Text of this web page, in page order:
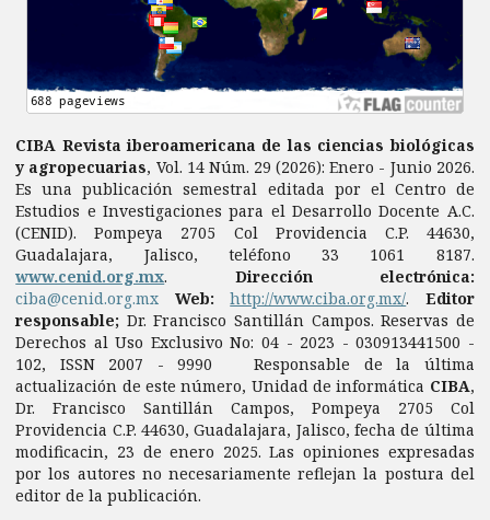
CIBA Revista iberoamericana de las ciencias biológicas
y agropecuarias, Vol. 14 Núm. 29 (2026): Enero - Junio 2026.
Es una publicación semestral editada por el Centro de
Estudios e Investigaciones para el Desarrollo Docente A.C.
(CENID). Pompeya 2705 Col Providencia C.P. 44630,
Guadalajara, Jalisco, teléfono 33 1061 8187.
www.cenid.org.mx. Dirección electrónica:
ciba@cenid.org.mx
Web: http://www.ciba.org.mx/. Editor
responsable; Dr. Francisco Santillán Campos. Reservas de
Derechos al Uso Exclusivo No: 04 - 2023 - 030913441500 -
102, ISSN 2007 - 9990 Responsable de la última
actualización de este número, Unidad de informática CIBA,
Dr. Francisco Santillán Campos, Pompeya 2705 Col
Providencia C.P. 44630, Guadalajara, Jalisco, fecha de última
modificacin, 23 de enero 2025. Las opiniones expresadas
por los autores no necesariamente reflejan la postura del
editor de la publicación.